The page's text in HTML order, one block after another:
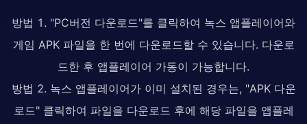
방법 1. "PC버전 다운로드"를 클릭하여 녹스 앱플레이어와
게임 APK 파일을 한 번에 다운로드할 수 있습니다. 다운로
드한 후 앱플레이어 가동이 가능합니다.
방법 2. 녹스 앱플레이어가 이미 설치된 경우는, "APK 다운
로드" 클릭하여 파일을 다운로드 후에 해당 파일을 앱플레